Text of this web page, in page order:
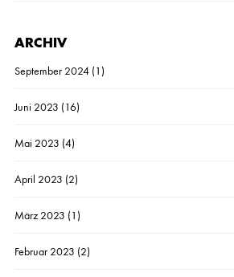
ARCHIV
September 2024(1)
Juni 2023 (16)
Mai 2023 (4)
April 2023 (2)
März 2023 (1)
Februar 2023 (2)